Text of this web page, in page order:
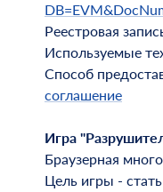
Реестровая
Используемые
Способ
соглашение
Игра
Браузерная
Цель игры -